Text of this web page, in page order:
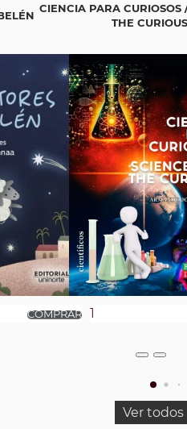
CIENCIA PARA CURIOSOS
THE
Ver todos